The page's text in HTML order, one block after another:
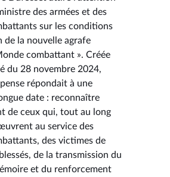
des armées et des
sur les conditions
la nouvelle agrafe
combattant ». Créée
du 28 novembre 2024,
répondait à une
date : reconnaître
de ceux qui, tout au long
au service des
des victimes de
de la transmission du
et du renforcement